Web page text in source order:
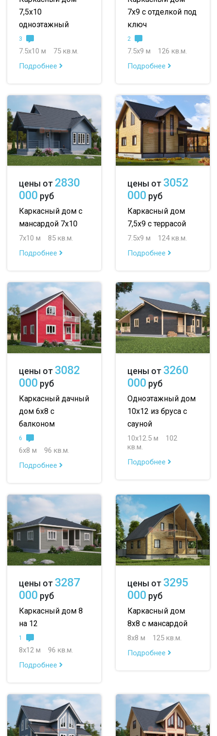
7,5х10
одноэтажный
3
7.5х10 м
75 кв.м.
Подробнее
7х9 с отделкой под
ключ
2
7.5х9 м
126 кв.м.
Подробнее
цены от 2830
000 руб
Каркасный дом с
мансардой 7х10
7х10 м
85 кв.м.
Подробнее
цены от 3052
000 руб
Каркасный дом
7,5х9 с террасой
7.5х9 м
124 кв.м.
Подробнее
цены от 3082
000 руб
Каркасный дачный
дом 6х8 с
балконом
6
6х8 м
96 кв.м.
Подробнее
цены от 3260
000 руб
Одноэтажный дом
10х12 из бруса с
сауной
10х12.5 м
102
кв.м.
Подробнее
цены от 3287
000 руб
Каркасный дом 8
на 12
1
8х12 м
96 кв.м.
Подробнее
цены от 3295
000 руб
Каркасный дом
8х8 с мансардой
8х8 м
125 кв.м.
Подробнее